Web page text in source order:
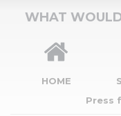
WHAT
HOME
Press